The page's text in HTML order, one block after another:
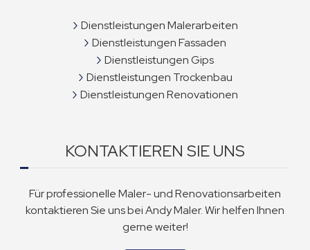
Dienstleistungen Malerarbeiten
Dienstleistungen Fassaden
Dienstleistungen Gips
Dienstleistungen Trockenbau
Dienstleistungen Renovationen
KONTAKTIEREN SIE UNS
Für professionelle Maler- und Renovationsarbeiten
kontaktieren Sie uns bei Andy Maler. Wir helfen Ihnen
gerne weiter!